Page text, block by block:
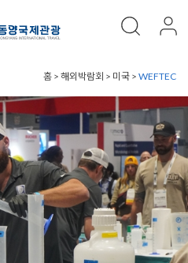
홈 > 해외박람회 > 미국 > WEFTEC